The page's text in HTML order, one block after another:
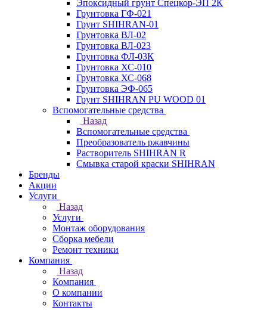
Эпоксидный грунт Спецкор-ЭП 2К
Грунтовка ГФ-021
Грунт SHIHRAN-01
Грунтовка ВЛ-02
Грунтовка ВЛ-023
Грунтовка ФЛ-03К
Грунтовка ХС-010
Грунтовка ХС-068
Грунтовка ЭФ-065
Грунт SHIHRAN PU WOOD 01
Вспомогательные средства
Назад
Вспомогательные средства
Преобразователь ржавчины
Растворитель SHIHRAN R
Смывка старой краски SHIHRAN
Бренды
Акции
Услуги
Назад
Услуги
Монтаж оборудования
Сборка мебели
Ремонт техники
Компания
Назад
Компания
О компании
Контакты